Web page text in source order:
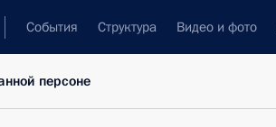
События Структура Видео и фото
персоне